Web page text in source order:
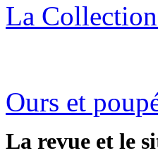
La
Ours et
La revue et le